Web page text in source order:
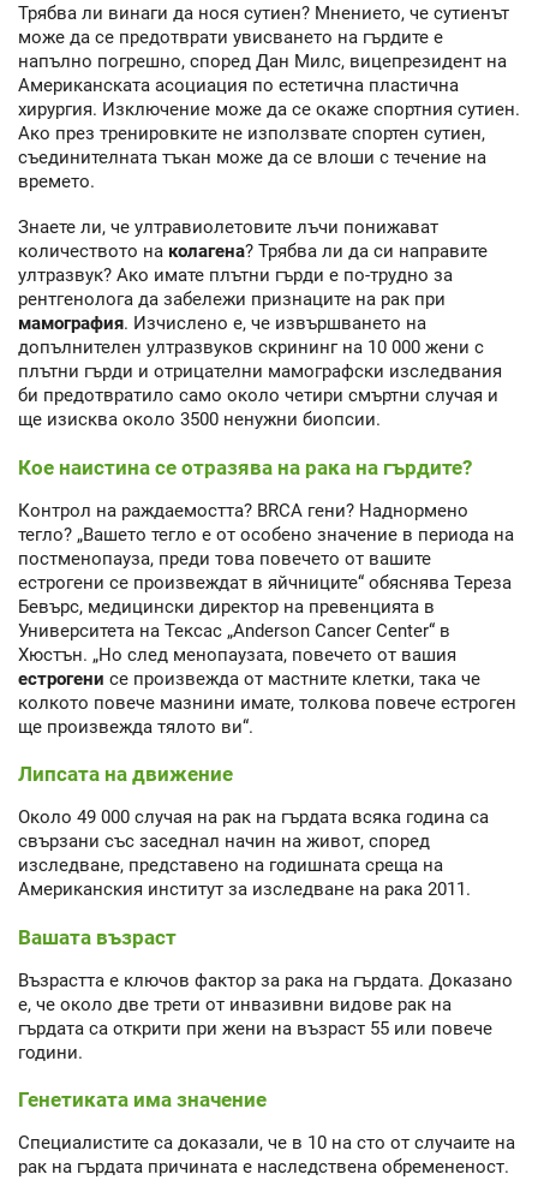
Трябва ли винаги да нося сутиен? Мнението, че сутиенът
може да се предотврати увисването на гърдите е
напълно погрешно, според Дан Милс, вицепрезидент на
Американската асоциация по естетична пластична
хирургия. Изключение може да се окаже спортния сутиен.
Ако през тренировките не използвате спортен сутиен,
съединителната тъкан може да се влоши с течение на
времето.
Знаете ли, че ултравиолетовите лъчи понижават
количеството на колагена? Трябва ли да си направите
ултразвук? Ако имате плътни гърди е по-трудно за
рентгенолога да забележи признаците на рак при
мамография. Изчислено е, че извършването на
допълнителен ултразвуков скрининг на 10 000 жени с
плътни гърди и отрицателни мамографски изследвания
би предотвратило само около четири смъртни случая и
ще изисква около 3500 ненужни биопсии.
Кое наистина се отразява на рака на гърдите?
Контрол на раждаемостта? BRCA гени? Наднормено
тегло? „Вашето тегло е от особено значение в периода на
постменопауза, преди това повечето от вашите
естрогени се произвеждат в яйчниците“ обяснява Тереза
Бевърс, медицински директор на превенцията в
Университета на Тексас „Anderson Cancer Center“ в
Хюстън. „Но след менопаузата, повечето от вашия
естрогени се произвежда от мастните клетки, така че
колкото повече мазнини имате, толкова повече естроген
ще произвежда тялото ви“.
Липсата на движение
Около 49 000 случая на рак на гърдата всяка година са
свързани със заседнал начин на живот, според
изследване, представено на годишната среща на
Американския институт за изследване на рака 2011.
Вашата възраст
Възрастта е ключов фактор за рака на гърдата. Доказано
е, че около две трети от инвазивни видове рак на
гърдата са открити при жени на възраст 55 или повече
години.
Генетиката има значение
Специалистите са доказали, че в 10 на сто от случаите на
рак на гърдата причината е наследствена обремененост.